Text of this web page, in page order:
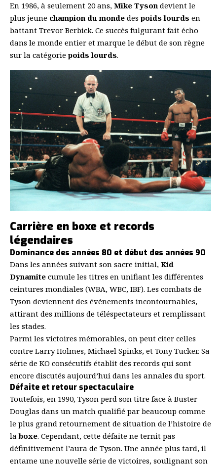
En 1986, à seulement 20 ans, Mike Tyson devient le
plus jeune champion du monde despoids lourds en
battant Trevor Berbick. Ce succès fulgurant fait écho
dans le monde entier et marque le début de son règne
sur la catégoriepoids lourds.
Carrière en boxe et records
légendaires
Dominance des années 80 et début des années 90
Dans les années suivant son sacre initial, Kid
Dynamite cumule les titres en unifiant les différentes
ceintures mondiales (WBA, WBC, IBF). Les combats de
Tyson deviennent des événements incontournables,
attirant des millions de téléspectateurs et remplissant
les stades.
Parmi les victoires mémorables, on peut citer celles
contre Larry Holmes, Michael Spinks, et Tony Tucker. Sa
série de KO consécutifs établit des records qui sont
encore discutés aujourd’hui dans les annales du sport.
Défaite et retour spectaculaire
Toutefois, en 1990, Tyson perd son titre face à Buster
Douglas dans un match qualifié par beaucoup comme
le plus grand retournement de situation de l’histoire de
laboxe. Cependant, cette défaite ne ternit pas
définitivement l’aura de Tyson. Une année plus tard, il
entame une nouvelle série de victoires, soulignant son